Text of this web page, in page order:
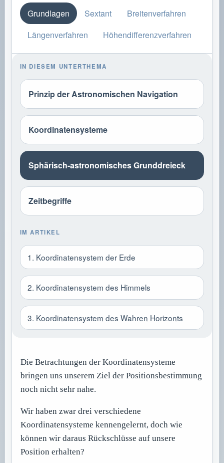
Grundlagen Sextant
Breitenverfahren
Längenverfahren
Höhendifferenzverfahren
IN DIESEM UNTERTHEMA
Prinzip der Astronomischen Navigation
Koordinatensysteme
Sphärisch-astronomisches Grunddreieck
Zeitbegriffe
IM ARTIKEL
1. Koordinatensystem der Erde
2. Koordinatensystem des Himmels
3. Koordinatensystem des Wahren Horizonts
Die Betrachtungen der Koordinatensysteme
bringen uns unserem Ziel der Positionsbestimmung
noch nicht sehr nahe.
Wir haben zwar drei verschiedene
Koordinatensysteme kennengelernt, doch wie
können wir daraus Rückschlüsse auf unsere
Position erhalten?